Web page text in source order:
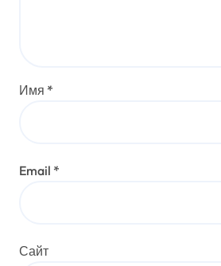
Имя *
Email *
Сайт